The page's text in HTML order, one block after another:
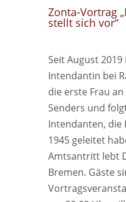
Zonta-Vortrag
stellt sich vor“
Seit August
Intendantin bei
die erste Frau
Senders und
Intendanten, die
1945 geleitet
Amtsantritt lebt
Bremen. Gäste